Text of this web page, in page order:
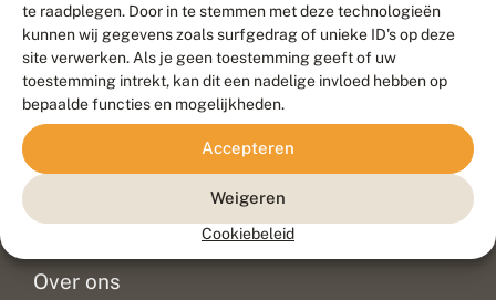
te raadplegen. Door in te stemmen met deze technologieën
kunnen wij gegevens zoals surfgedrag of unieke ID's op deze
site verwerken. Als je geen toestemming geeft of uw
toestemming intrekt, kan dit een nadelige invloed hebben op
bepaalde functies en mogelijkheden.
Accepteren
Weigeren
Cookiebeleid
Contact
Veelgestelde vragen
Doneer
Over ons
Meld waarnemingen© 2026 Vlinderstichting
Duurzaam ontwikkeld door
Go2People
, ontworpen door
Blue Field Agency
Privacy
Disclaimer
Sitemap